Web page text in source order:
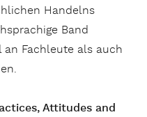
Handelns
Band
Fachleute als auch
Attitudes and